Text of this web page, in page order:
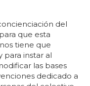
del
que esta
tiene que
instar al
las bases
dedicado a